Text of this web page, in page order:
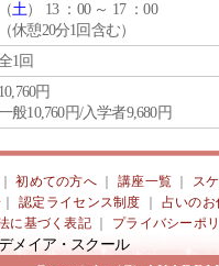
（土） 13 ：00 ～ 17 ：00
（休憩20分1回含む）
1回
10,760円
般10,760円/入学者9,680円
｜初めての方へ 講座一覧
ス
｜認定ライセンス制度
占いのお
に基づく表記 プライバシーポ